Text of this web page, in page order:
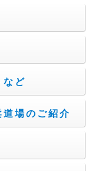
など
場のご紹介